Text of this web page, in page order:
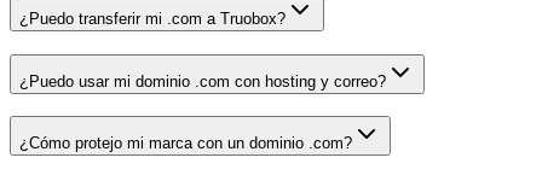
¿Puedo transferir mi .com a Truobox?
¿Puedo usar mi dominio .com con hosting y correo?
¿Cómo protejo mi marca con un dominio .com?